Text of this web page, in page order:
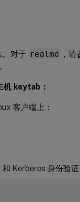
。对于 realmd
，
机 keytab：
客户端上：
Kerberos 身份验证